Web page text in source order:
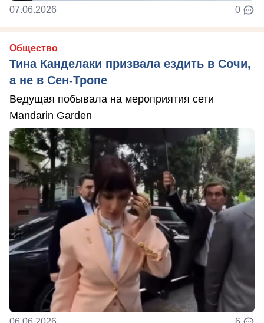
07.06.2026 0
Общество
Тина Канделаки призвала ездить в Сочи,
а не в Сен-Тропе
Ведущая побывала на мероприятия сети
Mandarin Garden